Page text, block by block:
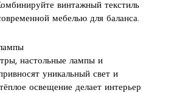
винтажный текстиль
мебелью для баланса.
настольные лампы и
уникальный свет и
освещение делает интерьер